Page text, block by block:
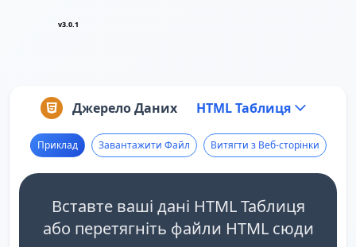
v3.0.1
Джерело Даних HTML Таблиця
Приклад Завантажити Файл Витягти з Веб-сторінки
Вставте ваші дані HTML Таблиця
або перетягніть файли HTML сюди